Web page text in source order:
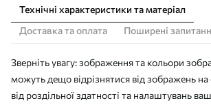
Технічні характеристики та матеріал
Доставка та оплата
Поширені
Зверніть увагу: зображення та кольори
можуть дещо відрізнятися від зображень
від роздільної здатності та налаштувань